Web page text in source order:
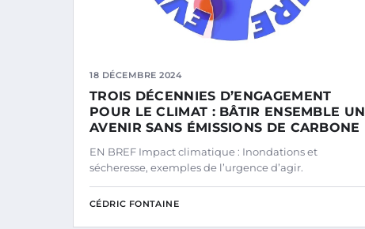
18 DÉCEMBRE 2024
TROIS DÉCENNIES D’ENGAGEMENT
POUR LE CLIMAT : BÂTIR ENSEMBLE UN
AVENIR SANS ÉMISSIONS DE CARBONE
EN BREF Impact climatique : Inondations et
sécheresse, exemples de l’urgence d’agir.
CÉDRIC FONTAINE